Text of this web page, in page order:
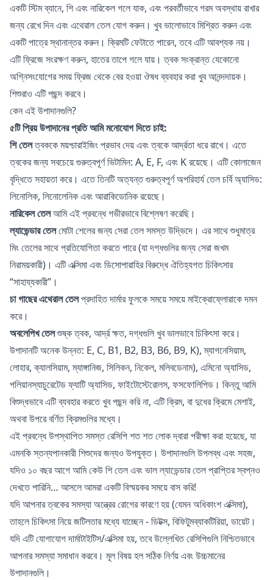
একটি স্টিম ব্যানে, শি এবং নারিকেল গলে যাক, এবং পরবর্তীভাবে গরম অবস্থায় রাখার
জন্য রেখে দিন এবং এথেরাল তেল যোগ করুন। খুব ভালোভাবে মিশ্রিত করুন এবং
একটি পাত্রে স্থানান্তর করুন। ক্রিমটি ফেটাতে পারেন, তবে এটি আবশ্যক নয়।
এটি ফ্রিজে সংরক্ষণ করুন, হাতের তাপে গলে যায়। ত্বক সংক্রান্ত যেকোনো
অগ্নিসংযোগের সময় ফ্রিজ থেকে বের হওয়া ঔষধ ব্যবহার করা খুব আনন্দদায়ক।
শিশুরাও এটি পছন্দ করবে।
কেন এই উপাদানগুলি?
৫টি প্রিয় উপাদানের প্রতি আমি মনোযোগ দিতে চাই:
শি তেলত্বককে ময়শ্চারাইজিং প্রভাব দেয় এবং ত্বকে আর্দ্রতা ধরে রাখে। এতে
ত্বকের জন্য সবচেয়ে গুরুত্বপূর্ণ ভিটামিন: A, E, F, এবং K রয়েছে। এটি কোলাজেন
বৃদ্ধিতে সহায়তা করে। এতে তিনটি অত্যন্ত গুরুত্বপূর্ণ অপরিহার্য তেল চর্বি অ্যাসিড:
লিনোলিক, লিনোলেনিক এবং আরাকিডোনিক রয়েছে।
নারিকেল তেলআমিএইপ্রবন্ধে গভীরভাবে বিশ্লেষণ করেছি।
ল্যাভেন্ডার তেলমোটা শেলের জন্য সেরা তেলসমস্ত উদ্ভিদে। এর সাথে শুধুমাত্র
মিং তেলের সাথে প্রতিযোগিতা করতে পারে (যা দগ্ধগুলির জন্য সেরা জখম
নিরাময়কারী)। এটি এক্সিমা এবং ডিসোপারাহির বিরুদ্ধে ঐতিহ্যগত চিকিৎসার
“সাহায্যকারী”।
চা গাছের এথেরাল তেলপ্রদাহিত দার্মার ফুলকে সময়ে সময়ে মাইক্রোফ্লোরাকে দমন
করে।
অবলেপিখ তেলশুষ্ক ত্বক, আর্দ্র ক্ষত, দগ্ধগুলি খুব ভালভাবে চিকিৎসা করে।
উপাদানটি অনেক উন্নত: E, C, B1, B2, B3, B6, B9, K), ম্যাগনেসিয়াম,
লোহার, ক্যালসিয়াম, ম্যাঙ্গানিজ, সিলিকন, নিকেল, মলিবডেনাম), এমিনো অ্যাসিড,
পলিয়ানস্যাচুরেটেড ফ্যাটি অ্যাসিড, ফাইটোস্টেরোলস, ফসফোলিপিড। কিন্তু আমি
বিশুদ্ধভাবে এটি ব্যবহার করতে খুব পছন্দ করি না, এটি ক্রিম, বা দুধের ক্রিমে মেশাই,
অথবা উপরে বর্ণিত ক্রিমগুলির মধ্যে।
এই প্রবন্ধে উপস্থাপিত সমস্ত রেসিপি শত শত লোক দ্বারা পরীক্ষা করা হয়েছে, যা
এমনকি স্তন্যপানকারী শিশুদের জন্যও উপযুক্ত। উপাদানগুলি উপলব্ধ এবং সহজ,
যদিও ১০ বছর আগে আমি কেউ শি তেল এবং ভাল ল্যাভেন্ডার তেল প্রাপ্তির স্বপ্নও
দেখতে পারিনি… আসলে আমরা একটি বিস্ময়কর সময়ে বাস করি!
যদি আপনার ত্বকের সমস্যা অন্ত্রের রোগের কারণে হয় (যেমন অধিকাংশ এক্সিমা),
তাহলে চিকিৎসা নিয়ে জটিলতার মধ্যে যাচ্ছেন - ডিটক্স, বিফিটুমব্যাকটিরিয়া, ডায়েট।
যদি এটি যোগাযোগ দার্মাটাইটিস/এক্সিমা হয়, তবে উল্লেখিত রেসিপিগুলি নিশ্চিতভাবে
আপনার সমস্যা সমাধান করবে। মূল বিষয় হল সঠিক নির্ণয় এবং উচ্চমানের
উপাদানগুলি।